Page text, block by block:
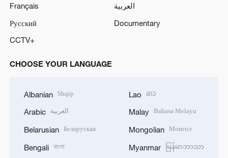
Français
العربية
Русский
Documentary
CCTV+
CHOOSE YOUR LANGUAGE
Albanian Shqip
Arabic العربية
Belarusian Беларуская
Bengali বাংলা
Lao ລາວ
Malay Bahasa Melayu
Mongolian Монгол
Myanmar မြန်မာဘာသာ